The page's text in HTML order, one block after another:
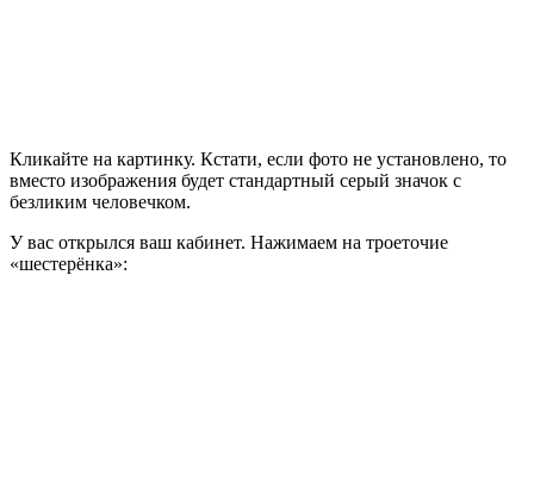
Кликайте на картинку. Кстати, если фото не установлено, то
вместо изображения будет стандартный серый значок с
безликим человечком.
У вас открылся ваш кабинет. Нажимаем на троеточие
«шестерёнка»: